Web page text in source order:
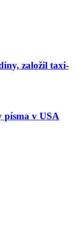
založil taxi-
písma v USA